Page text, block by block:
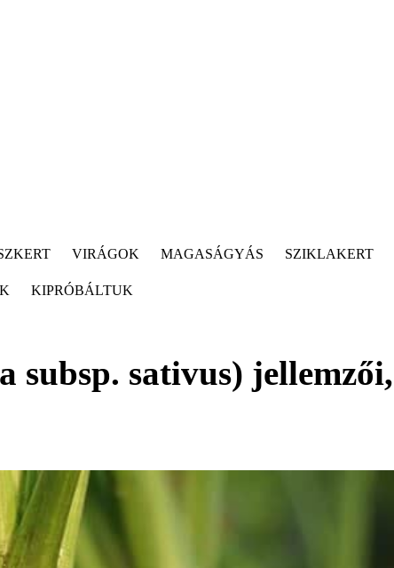
VIRÁGOK MAGASÁGYÁS SZIKLAKERT
KIPRÓBÁLTUK
subsp. sativus) jellemzői,